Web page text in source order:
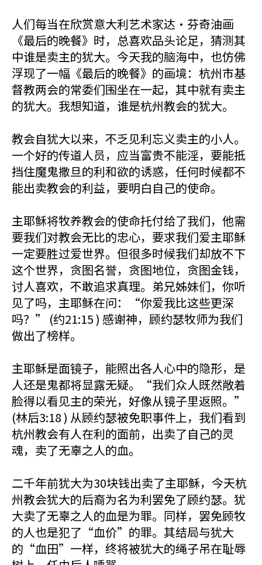
人们每当在欣赏意大利艺术家达·芬奇油画
《最后的晚餐》时，总喜欢品头论足，猜测其
中谁是卖主的犹大。今天我的脑海中，也仿佛
浮现了一幅《最后的晚餐》的画境：杭州市基
督教两会的常委们围坐在一起，其中就有卖主
的犹大。我想知道，谁是杭州教会的犹大。
教会自犹大以来，不乏见利忘义卖主的小人。
一个好的传道人员，应当富贵不能淫，要能抵
挡住魔鬼撒旦的利和欲的诱惑，任何时候都不
能出卖教会的利益，要明白自己的使命。
主耶稣将牧养教会的使命托付给了我们，他需
要我们对教会无比的忠心，要求我们爱主耶稣
一定要胜过爱世界。但很多时候我们却放不下
这个世界，贪图名誉，贪图地位，贪图金钱，
讨人喜欢，不敢追求真理。弟兄姊妹们，你听
见了吗，主耶稣在问：“你爱我比这些更深
吗？” (约21:15 ) 感谢神，顾约瑟牧师为我们
做出了榜样。
主耶稣是面镜子，能照出各人心中的隐形，是
人还是鬼都将显露无疑。“我们众人既然敞着
脸得以看见主的荣光，好像从镜子里返照。”
(林后3:18 ) 从顾约瑟被免职事件上，我们看到
杭州教会有人在利的面前，出卖了自己的灵
魂，卖了无辜之人的血。
二千年前犹大为30块钱出卖了主耶稣，今天杭
州教会犹大的后裔为名为利罢免了顾约瑟。犹
大卖了无辜之人的血是为罪。同样，罢免顾牧
的人也是犯了“血价”的罪。其结局与犹大
的“血田”一样，终将被犹大的绳子吊在耻辱